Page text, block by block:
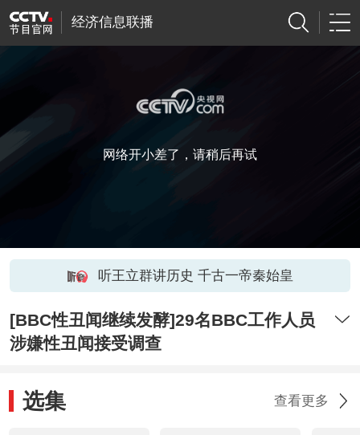
经济信息联播
网络开小差了，请稍后再试
听王立群讲历史 千古一帝秦始皇
[BBC性丑闻继续发酵]29名BBC工作人员
涉嫌性丑闻接受调查
选集 查看更多